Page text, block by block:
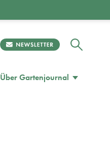
Über Gartenjournal